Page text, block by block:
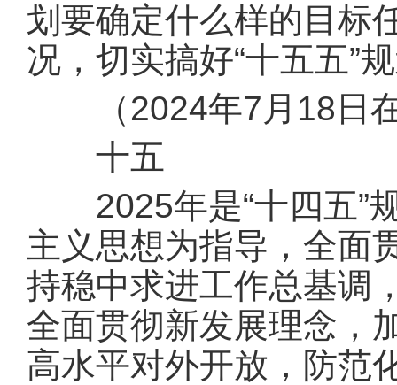
划要确定什么样的目标
况，切实搞好“十五五”
（2024年7月18日在
十五
2025年是“十四五”规
主义思想为指导，全面
持稳中求进工作总基调
全面贯彻新发展理念，
高水平对外开放，防范